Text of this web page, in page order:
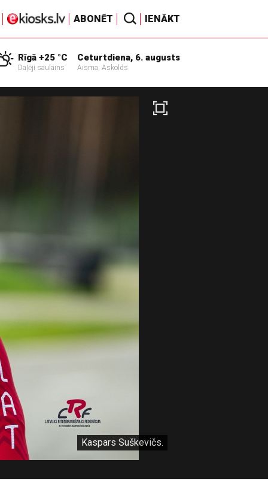
ABONĒT IENĀKT
Rīgā +25 °C
Daļēji saulains
Ceturtdiena, 6. augusts
Aisma, Askolds
Kaspars Suškevičs.